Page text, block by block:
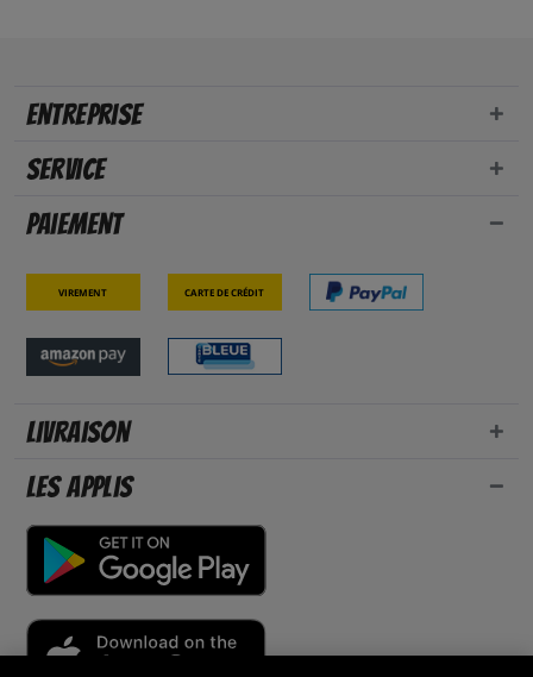
Entreprise
Service
Paiement
Virement Carte de crédit
Livraison
Les applis